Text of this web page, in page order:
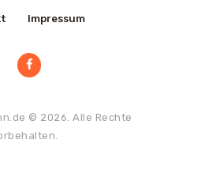
Impressum
© 2026. Alle Rechte